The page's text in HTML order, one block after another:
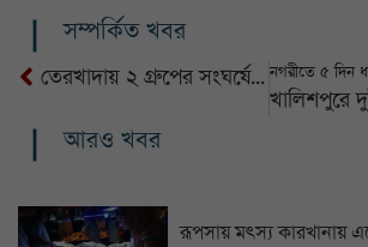
সম্পর্কিত খবর
তেরখাদায় ২ গ্রুপের সংঘর্ষে কমপক্ষে আহত ৩০ জন
আরও খবর
রূপসায় মৎস্য কারখানায়